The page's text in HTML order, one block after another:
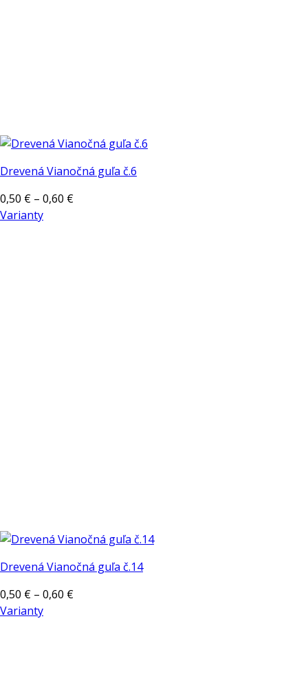
Drevená Vianočná guľa č.6
0,50 € – 0,60 €Price
Varianty
Drevená Vianočná guľa č.14
0,50 € – 0,60 €Price
Varianty